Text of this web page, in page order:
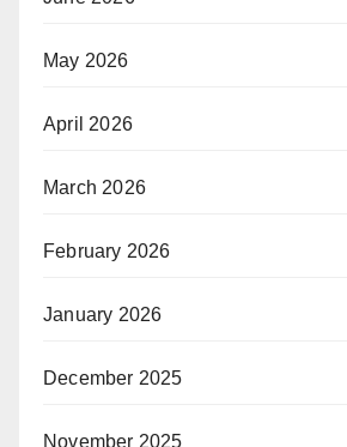
May 2026
April 2026
March 2026
February 2026
January 2026
December 2025
November 2025